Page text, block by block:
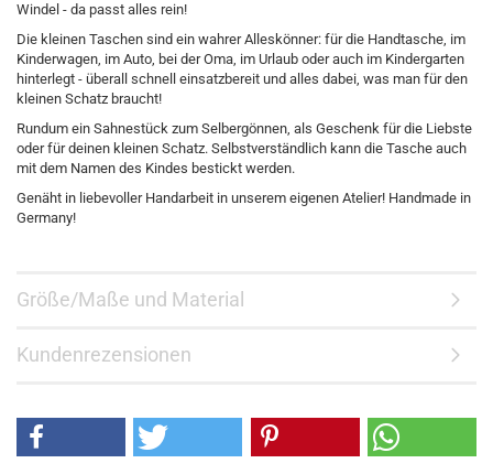
Windel - da passt alles rein!
Die kleinen Taschen sind ein wahrer Alleskönner: für die Handtasche, im
Kinderwagen, im Auto, bei der Oma, im Urlaub oder auch im Kindergarten
hinterlegt - überall schnell einsatzbereit und alles dabei, was man für den
kleinen Schatz braucht!
Rundum ein Sahnestück zum Selbergönnen, als Geschenk für die Liebste
oder für deinen kleinen Schatz. Selbstverständlich kann die Tasche auch
mit dem Namen des Kindes bestickt werden.
Genäht in liebevoller Handarbeit in unserem eigenen Atelier! Handmade in
Germany!
Größe/Maße und Material
Kundenrezensionen